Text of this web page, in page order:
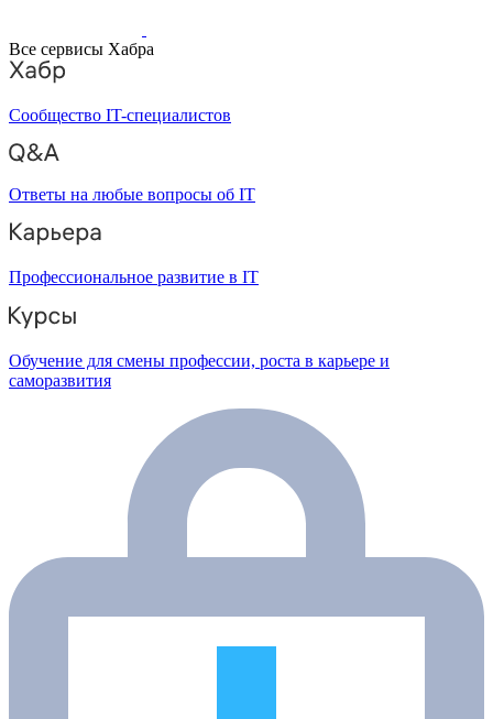
Все сервисы Хабра
Сообщество IT-специалистов
Ответы на любые вопросы об IT
Профессиональное развитие в IT
Обучение для смены профессии, роста в карьере и
саморазвития